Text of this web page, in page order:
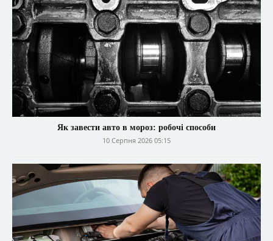
Як завести авто в мороз: робочі способи
10 Серпня 2026 05:15